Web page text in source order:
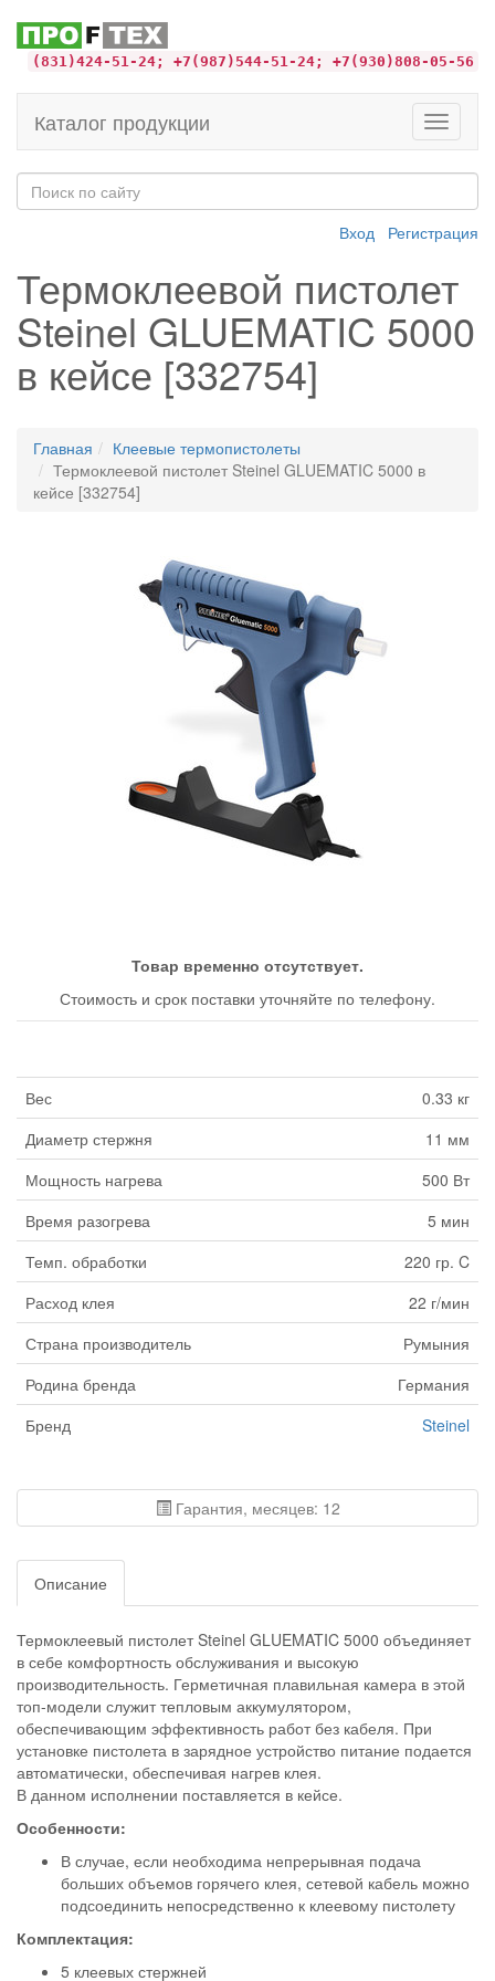
(831)424-51-24; +7(987)544-51-24; +7(930)808-05-56
Toggle
Каталог продукции
Вход Регистрация
Термоклеевой пистолет
Steinel GLUEMATIC 5000
в кейсе [332754]
Главная
Клеевые термопистолеты
Термоклеевой пистолет Steinel GLUEMATIC 5000 в
кейсе [332754]
Товар временно отсутствует.
Стоимость и срок поставки уточняйте по телефону.
Вес
0.33 кг
Диаметр стержня
11 мм
Мощность нагрева
500 Вт
Время разогрева
5 мин
Темп. обработки
220 гр. C
Расход клея
22 г/мин
Страна производитель
Румыния
Родина бренда
Германия
Бренд
Steinel
Гарантия, месяцев: 12
Описание
Термоклеевый пистолет Steinel GLUEMATIC 5000 объединяет
в себе комфортность обслуживания и высокую
производительность. Герметичная плавильная камера в этой
топ-модели служит тепловым аккумулятором,
обеспечивающим эффективность работ без кабеля. При
установке пистолета в зарядное устройство питание подается
автоматически, обеспечивая нагрев клея.
В данном исполнении поставляется в кейсе.
Особенности:
В случае, если необходима непрерывная подача
больших объемов горячего клея, сетевой кабель можно
подсоединить непосредственно к клеевому пистолету
Комплектация:
5 клеевых стержней